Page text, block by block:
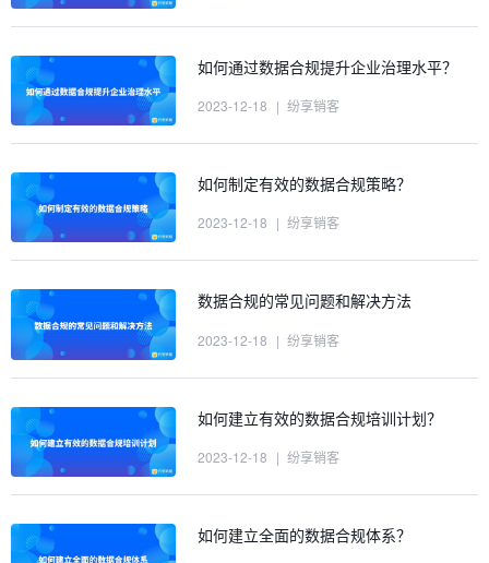
如何通过数据合规提升企业治理水平？
2023-12-18 | 纷享销客
如何制定有效的数据合规策略？
2023-12-18 | 纷享销客
数据合规的常见问题和解决方法
2023-12-18 | 纷享销客
如何建立有效的数据合规培训计划？
2023-12-18 | 纷享销客
如何建立全面的数据合规体系？